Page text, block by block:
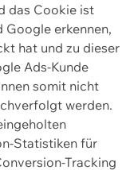
das Cookie ist
Google erkennen,
hat und zu dieser
Ads-Kunde
somit nicht
werden.
Statistiken für
Tracking